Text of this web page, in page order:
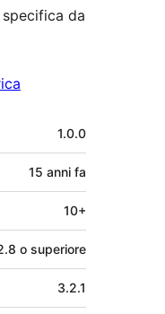
da
1.0.0
15 anni fa
10+
o superiore
3.2.1